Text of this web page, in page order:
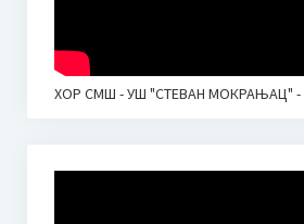
ХОР СМШ - УШ "СТЕВАН МОКРАЊАЦ" -